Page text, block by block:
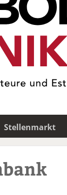
Stellenmarkt